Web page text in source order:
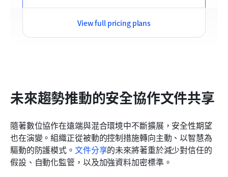
View full pricing plans
未來趨勢推動的安全協作文件共享
隨著數位協作在遠端與混合環境中不斷擴展，安全性期望
也在演變。組織正從被動的控制措施轉向主動、以智慧為
驅動的防護模式。 文件分享的未來將著重於減少對信任的
假設、自動化監管，以及加強資料加密標準。